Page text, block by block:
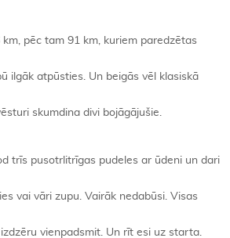
pēc tam 91 km, kuriem paredzētas
ilgāk atpūsties. Un beigās vēl klasiskā
skumdina divi bojāgājušie.
trīs pusotrlitrīgas pudeles ar ūdeni un dari
vai vāri zupu. Vairāk nedabūsi. Visas
vienpadsmit. Un rīt esi uz starta.